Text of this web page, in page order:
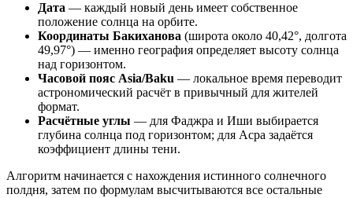
Дата — каждый новый день имеет собственное
положение солнца на орбите.
Координаты Бакиханова (широта около 40,42°, долгота
49,97°) — именно география определяет высоту солнца
над горизонтом.
Часовой пояс Asia/Baku — локальное время переводит
астрономический расчёт в привычный для жителей
формат.
Расчётные углы — для Фаджра и Иши выбирается
глубина солнца под горизонтом; для Асра задаётся
коэффициент длины тени.
Алгоритм начинается с нахождения истинного солнечного
полдня, затем по формулам высчитываются все остальные